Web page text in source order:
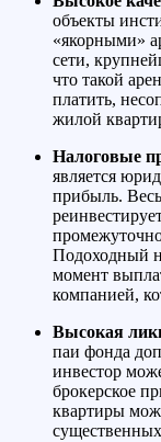
объекты
«якорными»
сети,
что такой
платить,
жилой
Налоговые
является
прибыль.
Подоходный
момент
компанией,
Высокая
паи фонда
инвестор
брокерское
квартиры